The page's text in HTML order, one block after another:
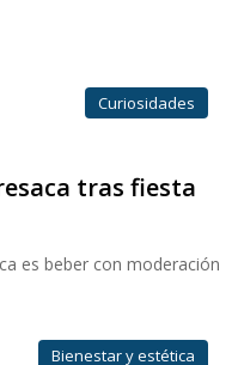
Curiosidades
tras fiesta
es beber con moderación
Bienestar y estética